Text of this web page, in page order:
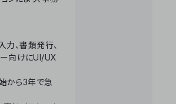
、書類発行、
ー向けにUI/UX
から3年で急